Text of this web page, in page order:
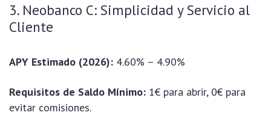
3. Neobanco C: Simplicidad y Servicio al
Cliente
APY Estimado (2026): 4.60% – 4.90%
Requisitos de Saldo Mínimo: 1€ para abrir, 0€ para
evitar comisiones.